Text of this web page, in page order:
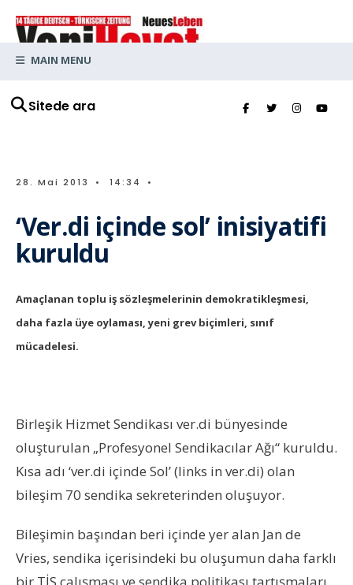
Sitede ara
MAIN MENU
28. Mai 2013 • 14:34 •
‘Ver.di içinde sol’ inisiyatifi
kuruldu
Amaçlanan toplu iş sözleşmelerinin demokratikleşmesi,
daha fazla üye oylaması, yeni grev biçimleri, sınıf
mücadelesi.
Birleşik Hizmet Sendikası ver.di bünyesinde
oluşturulan „Profesyonel Sendikacılar Ağı“ kuruldu.
Kısa adı ‘ver.di içinde Sol’ (links in ver.di) olan
bileşim 70 sendika sekreterinden oluşuyor.
Bileşimin başından beri içinde yer alan Jan de
Vries, sendika içerisindeki bu oluşumun daha farklı
bir TİS çalışması ve sendika politikası tartışmaları